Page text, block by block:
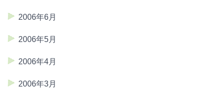
2006年6月
2006年5月
2006年4月
2006年3月